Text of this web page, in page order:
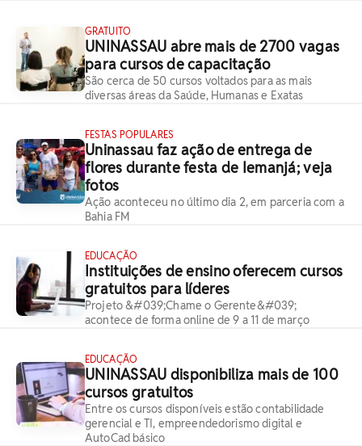
GRATUITO
UNINASSAU abre mais de 2700 vagas
para cursos de capacitação
São cerca de 50 cursos voltados para as mais
diversas áreas da Saúde, Humanas e Exatas
FESTAS POPULARES
Uninassau faz ação de entrega de
flores durante festa de Iemanjá; veja
fotos
Ação aconteceu no último dia 2, em parceria com a
Bahia FM
EDUCAÇÃO
Instituições de ensino oferecem cursos
gratuitos para líderes
Projeto &#039;Chame o Gerente&#039;
acontece de forma online de 9 a 11 de março
EDUCAÇÃO
UNINASSAU disponibiliza mais de 100
cursos gratuitos
Entre os cursos disponíveis estão contabilidade
gerencial e TI, empreendedorismo digital e
AutoCad básico